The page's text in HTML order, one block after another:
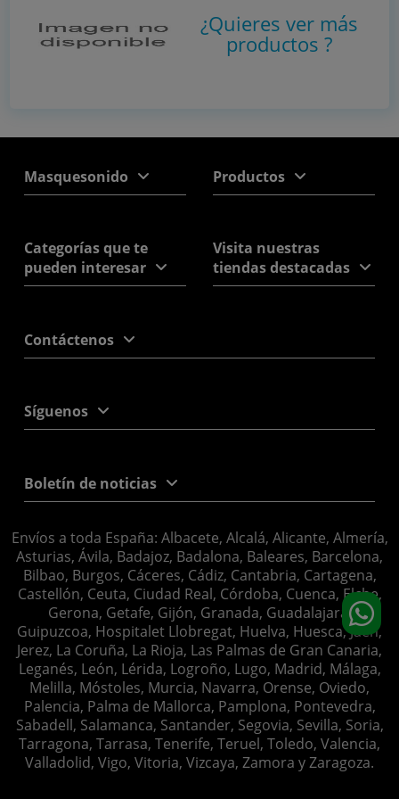
¿Quieres ver más
productos?
Masquesonido Productos
Categorías que te
pueden interesar
Visita nuestras
tiendas destacadas
Contáctenos
Síguenos
Boletín de noticias
Envíos a toda España: Albacete, Alcalá, Alicante, Almería,
Asturias, Ávila, Badajoz, Badalona, Baleares, Barcelona,
Bilbao, Burgos, Cáceres, Cádiz, Cantabria, Cartagena,
Castellón, Ceuta, Ciudad Real, Córdoba, Cuenca, Elche,
Gerona, Getafe, Gijón, Granada, Guadalajara,
Guipuzcoa, Hospitalet Llobregat, Huelva, Huesca, Jaén,
Jerez, La Coruña, La Rioja, Las Palmas de Gran Canaria,
Leganés, León, Lérida, Logroño, Lugo, Madrid, Málaga,
Melilla, Móstoles, Murcia, Navarra, Orense, Oviedo,
Palencia, Palma de Mallorca, Pamplona, Pontevedra,
Sabadell, Salamanca, Santander, Segovia, Sevilla, Soria,
Tarragona, Tarrasa, Tenerife, Teruel, Toledo, Valencia,
Valladolid, Vigo, Vitoria, Vizcaya, Zamora y Zaragoza.